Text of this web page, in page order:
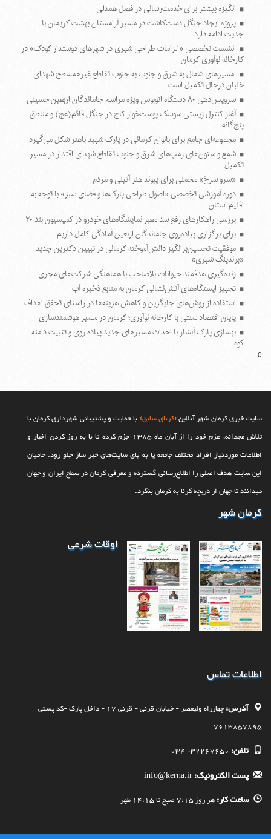
انگیزه بیشتر برای خدمت‌رسانی در فصل همدلی
پروژه ایجاد جنگل دست‌کاشت در مسیر آرامستان بهشت کریمان با
جدیت ادامه دارد
نشست تخصصی «الزامات طراحی شهری در شهرهای دوستدار کودک» در
کارخانه نوآوری کرمان
مسیرهای شمال به شرق و جنوب به جنوب تقاطع غیرهمسطح شهدای
خلبان درحال تکمیل است
سرویس‌دهی ۸۰ دستگاه اتوبوس ویژه مراسم جاماندگان اربعین حسینی
آغاز کنترل زیستی سوسک پوست‌خوار کاج در جنگل قائم(عج) و مناطق
پنج‌گانه
مجموعه‌ای جامع برای بانوان کرمانی در پارک شهید باهنر شکل می‌گیرد
شمع و ستون‌های رمپ‌های شرق و جنوب تقاطع شهدای اقتدار در مسیر
تکمیل
«سرو سرخ» محملی برای پیوند هنر آئینی و مردم
دوره آموزشی تخصصی «اصول طراحی پارک‌ها و فضای سبز» با توجه به
اقلیم استان
بررسی راهکارهای رفع سد معبر نمایشگاه‌های خودرو در کمیسیون بند ۲۰
برای برگزاری پیاده‌روی جاماندگان اربعین آمادگی کامل داریم
موفقیت تحسین‌برانگیز دانش‌آموخته کرمانی در تبیین دکترین جدید
«برندینگ شهری»
زنده‌گیری هدفمند حیوانات بلاصاحب با هماهنگی شرکت‌های مجری
تجهیز ایستگاه‌های آتش‌نشانی کرمان به منابع ذخیره آب
استفاده از روش‌های جایگزین و کاهش هزینه‌ها در راستای تحقق اهداف
پایان اقتصاد سنتی با کارخانه نوآوری؛ کرمان در مسیر هوشمندسازی
بهسازی پارک آبشار با احداث مسیرهای جدید پیاده روی و تثبیت دامنه
کوه
0
سایت خبری کرمان شهر آنلاین(کرنای سابق) با حمایت و پشتیبانی شهرداری کرمان با
تلاش مجدانه، عزم خود را از آبان ماه 1385 جزم کرده تا با به روز کردن اخبار و
اطلاعات موردنیاز افراد مختلف جامعه پا به پای سایت‌های خبر ساز جلو رود. حامیان
این سایت هدف اصلی را اطلاع‌رسانی گسترده و معرفی کرمان در سطح ایران و جهان
می‎‏دانند تا جهان از دریچه کرنا به کرمان بنگرد.
کرمان شهر
اوقات شرعی
اطلاعات تماس
آدرس:
چهارراه وليعصر - خيابان قرنی - قرنی 17 - داخل پارک -کد پستی
7613857895
تلفن: 32267650- 034
پست الکترونیک: info@kerna.ir
ساعت کار:هر روز 7:15 صبح تا 14:15 ظهر